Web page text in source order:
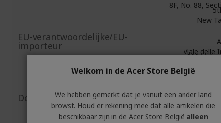
8F, No. 88,
New
EU-verantwoordelijke/EU-
importeur
Viale delle
20044
https://
Document-/afbeeldingsveiligheid
Welkom in de Acer Store België
We hebben gemerkt dat je vanuit een ander land
browst. Houd er rekening mee dat alle artikelen die
beschikbaar zijn in de Acer Store België alleen